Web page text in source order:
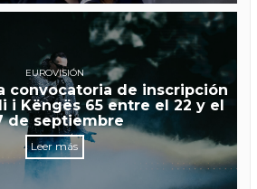
EUROVISIÓN
convocatoria de inscripción
i Këngës 65 entre el 22 y el
de septiembre
Leer más